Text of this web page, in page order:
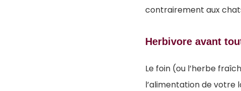
contrairement aux
Herbivore avant
Le foin (ou l’herbe
l’alimentation de votre